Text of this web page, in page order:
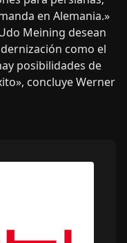
en Alemania.»
Meining desean
como el
posibilidades de
concluye Werner